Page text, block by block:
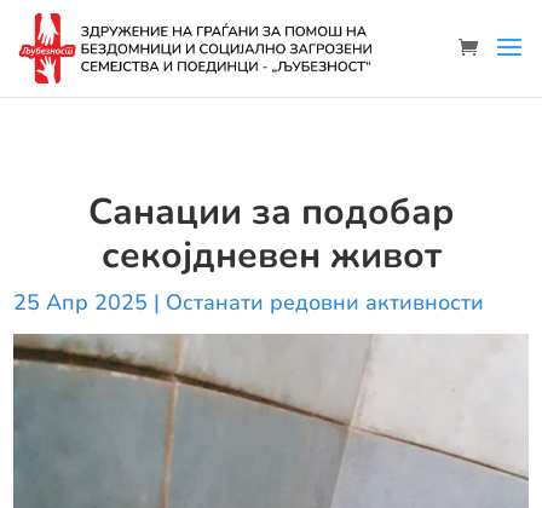
Санации за подобар
секојдневен живот
25 Апр 2025 | Останати редовни активности